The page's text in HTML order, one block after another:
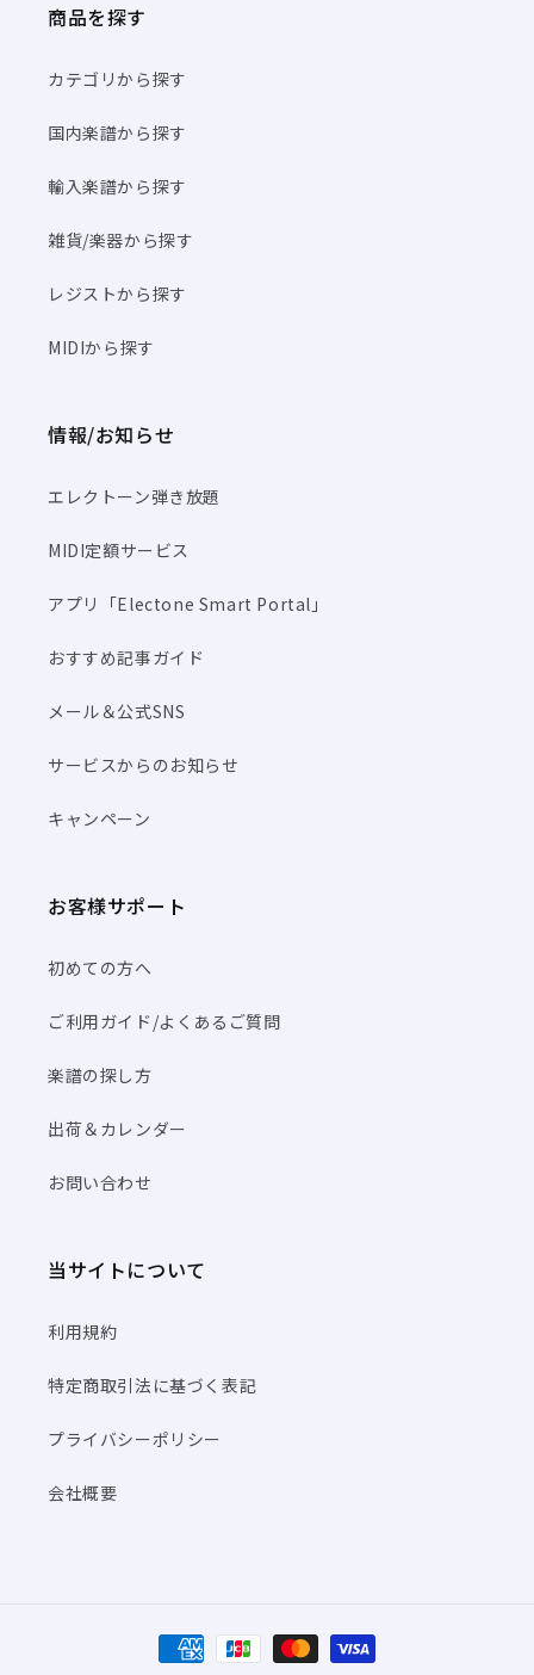
商品を探す
カテゴリから探す
国内楽譜から探す
輸入楽譜から探す
雑貨/楽器から探す
レジストから探す
MIDIから探す
情報/お知らせ
エレクトーン弾き放題
MIDI定額サービス
アプリ「Electone Smart Portal」
おすすめ記事ガイド
メール＆公式SNS
サービスからのお知らせ
キャンペーン
お客様サポート
初めての方へ
ご利用ガイド/よくあるご質問
楽譜の探し方
出荷＆カレンダー
お問い合わせ
当サイトについて
利用規約
特定商取引法に基づく表記
プライバシーポリシー
会社概要
決
済